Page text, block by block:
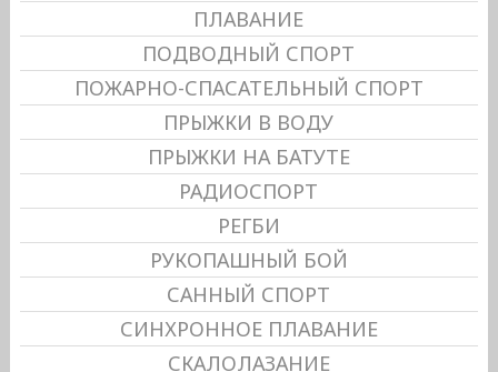
ПЛАВАНИЕ
ПОДВОДНЫЙ СПОРТ
ПОЖАРНО-СПАСАТЕЛЬНЫЙ СПОРТ
ПРЫЖКИ В ВОДУ
ПРЫЖКИ НА БАТУТЕ
РАДИОСПОРТ
РЕГБИ
РУКОПАШНЫЙ БОЙ
САННЫЙ СПОРТ
СИНХРОННОЕ ПЛАВАНИЕ
СКАЛОЛАЗАНИЕ